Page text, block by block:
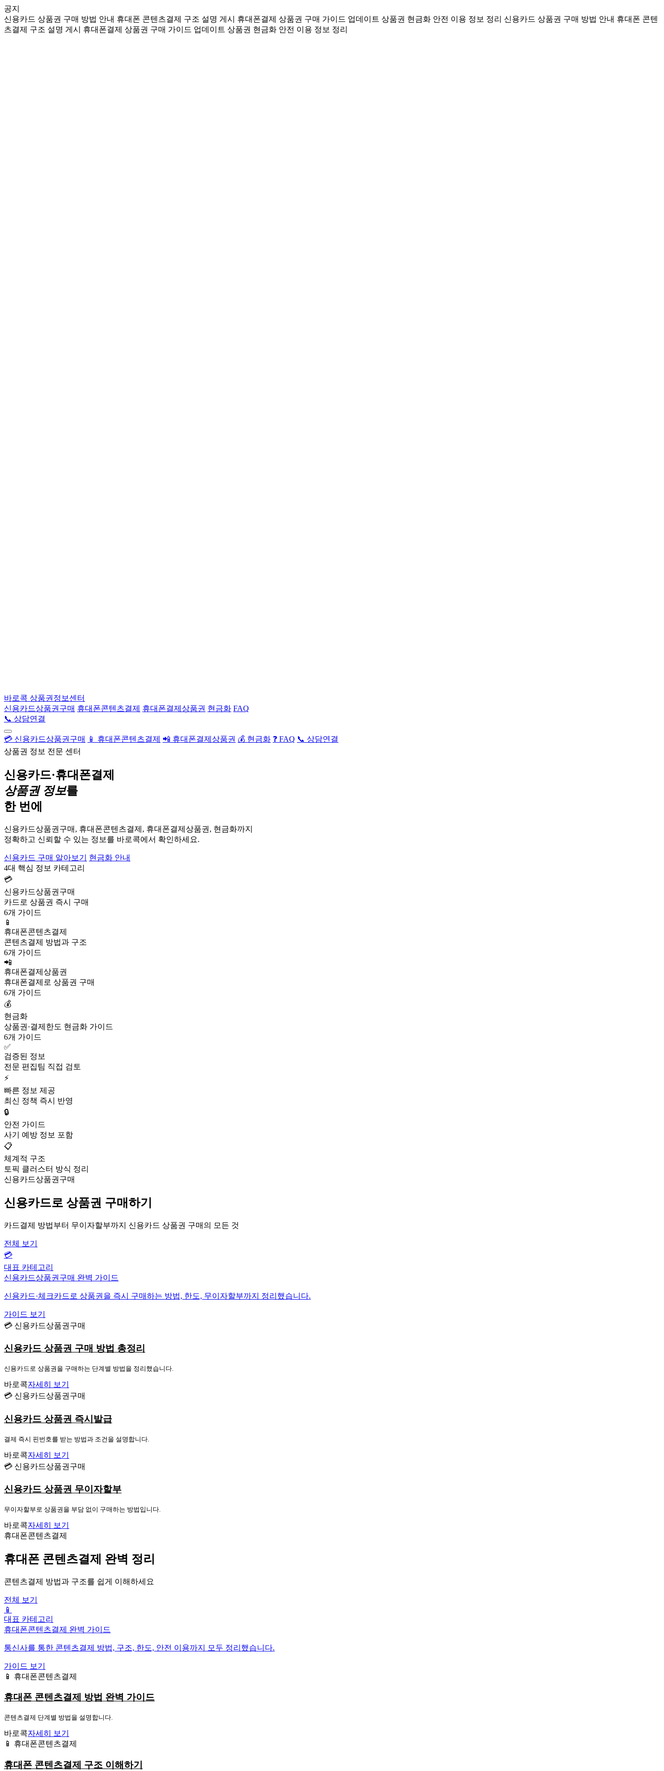
공지
신용카드 상품권 구매 방법 안내 휴대폰 콘텐츠결제 구조 설명 게시 휴대폰결제 상품권 구매 가이드 업데이트 상품권 현금화 안전 이용 정보 정리 신용카드 상품권 구매 방법 안내 휴대폰 콘텐
츠결제 구조 설명 게시
휴대폰결제 상품권 구매 가이드 업데이트 상품권 현금화 안전 이용 정보 정리
바로콕 상품권정보센터
신용카드상품권구매 휴대폰콘텐츠결제 휴대폰결제상품권 현금화 FAQ
📞 상담연결
💳 신용카드상품권구매 📱 휴대폰콘텐츠결제 📲 휴대폰결제상품권 💰 현금화 ❓ FAQ 📞 상담연결
상품권 정보 전문 센터
신용카드·휴대폰결제
상품권 정보를
한 번에
신용카드상품권구매, 휴대폰콘텐츠결제, 휴대폰결제상품권, 현금화까지
정확하고 신뢰할 수 있는 정보를 바로콕에서 확인하세요.
신용카드 구매 알아보기
현금화 안내
4대 핵심 정보 카테고리
💳
신용카드상품권구매
카드로 상품권 즉시 구매
6개 가이드
📱
휴대폰콘텐츠결제
콘텐츠결제 방법과 구조
6개 가이드
📲
휴대폰결제상품권
휴대폰결제로 상품권 구매
6개 가이드
💰
현금화
상품권·결제한도 현금화 가이드
6개 가이드
✅
검증된 정보
전문 편집팀 직접 검토
⚡
빠른 정보 제공
최신 정책 즉시 반영
🔒
안전 가이드
사기 예방 정보 포함
📋
체계적 구조
토픽 클러스터 방식 정리
신용카드상품권구매
신용카드로 상품권 구매하기
카드결제 방법부터 무이자할부까지 신용카드 상품권 구매의 모든 것
전체 보기
💳
대표 카테고리
신용카드상품권구매 완벽 가이드
신용카드·체크카드로 상품권을 즉시 구매하는 방법, 한도, 무이자할부까지 정리했습니다.
가이드 보기
💳 신용카드상품권구매
신용카드 상품권 구매 방법 총정리
신용카드로 상품권을 구매하는 단계별 방법을 정리했습니다.
바로콕자세히 보기
💳 신용카드상품권구매
신용카드 상품권 즉시발급
결제 즉시 핀번호를 받는 방법과 조건을 설명합니다.
바로콕자세히 보기
💳 신용카드상품권구매
신용카드 상품권 무이자할부
무이자할부로 상품권을 부담 없이 구매하는 방법입니다.
바로콕자세히 보기
휴대폰콘텐츠결제
휴대폰 콘텐츠결제 완벽 정리
콘텐츠결제 방법과 구조를 쉽게 이해하세요
전체 보기
📱
대표 카테고리
휴대폰콘텐츠결제 완벽 가이드
통신사를 통한 콘텐츠결제 방법, 구조, 한도, 안전 이용까지 모두 정리했습니다.
가이드 보기
📱 휴대폰콘텐츠결제
휴대폰 콘텐츠결제 방법 완벽 가이드
콘텐츠결제 단계별 방법을 설명합니다.
바로콕자세히 보기
📱 휴대폰콘텐츠결제
휴대폰 콘텐츠결제 구조 이해하기